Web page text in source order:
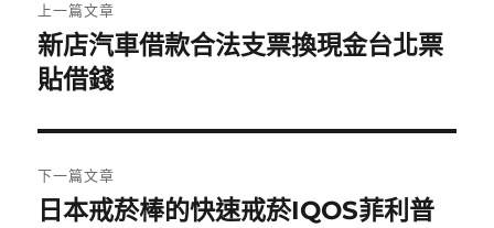
章
導
覽
上一篇文章
上
一
文
章:
新店汽車借款合法支票換現金台北票
貼借錢
下一篇文章
下
日本戒菸棒的快速戒菸IQOS菲利普